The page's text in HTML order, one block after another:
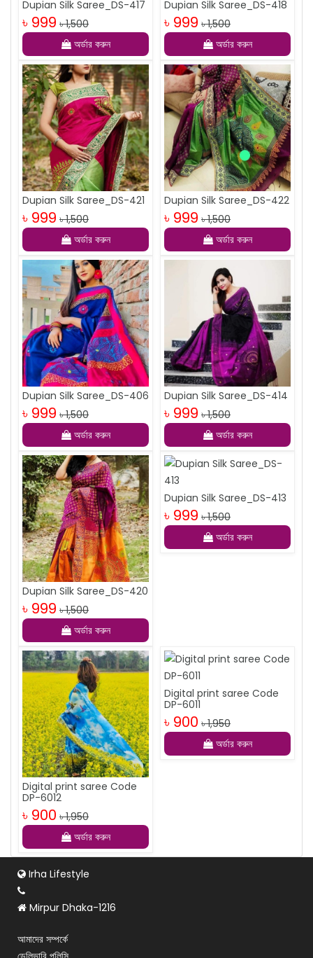
Dupian Silk Saree_DS-417
৳ 999 ৳ 1,500
অর্ডার করুন
Dupian Silk Saree_DS-418
৳ 999 ৳ 1,500
অর্ডার করুন
Dupian Silk Saree_DS-421
৳ 999 ৳ 1,500
অর্ডার করুন
Dupian Silk Saree_DS-422
৳ 999 ৳ 1,500
অর্ডার করুন
Dupian Silk Saree_DS-406
৳ 999 ৳ 1,500
অর্ডার করুন
Dupian Silk Saree_DS-414
৳ 999 ৳ 1,500
অর্ডার করুন
Dupian Silk Saree_DS-420
৳ 999 ৳ 1,500
অর্ডার করুন
Dupian Silk Saree_DS-413
৳ 999 ৳ 1,500
অর্ডার করুন
Digital print saree Code
DP-6012
৳ 900 ৳ 1,950
অর্ডার করুন
Digital print saree Code
DP-6011
৳ 900 ৳ 1,950
অর্ডার করুন
Irha Lifestyle
Mirpur Dhaka-1216
আমাদের সম্পর্কে